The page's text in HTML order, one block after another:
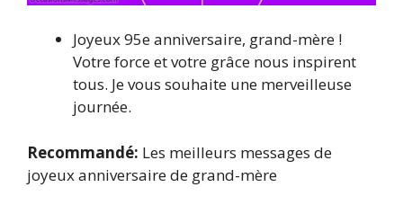
Joyeux 95e anniversaire, grand-mère !
Votre force et votre grâce nous inspirent
tous. Je vous souhaite une merveilleuse
journée.
Recommandé: Les meilleurs messages de
joyeux anniversaire de grand-mère